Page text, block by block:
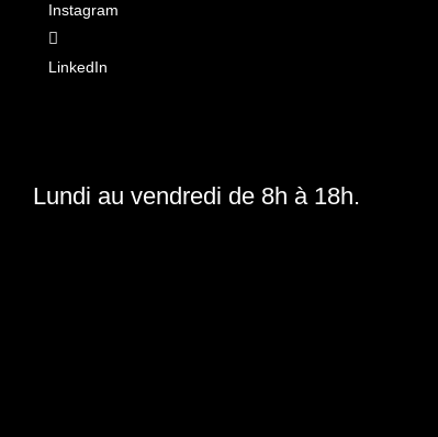
Instagram

LinkedIn
Lundi au vendredi de 8h à 18h.